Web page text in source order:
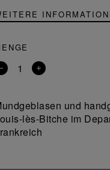
Entfernen
Produkt
Ein
und
lès-Bitche im